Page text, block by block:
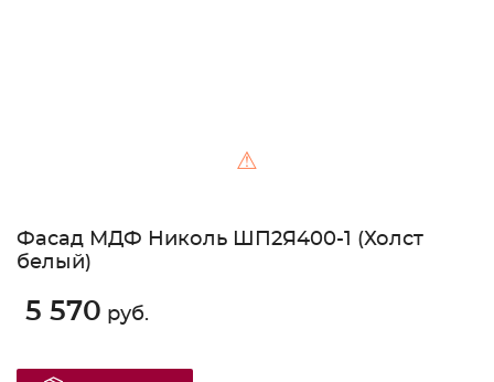
⚠
Фасад МДФ Николь ШП2Я400-1 (Холст
белый)
5 570 руб.